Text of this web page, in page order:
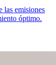
las emisiones
óptimo.